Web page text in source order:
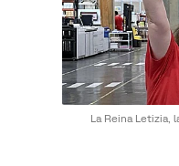
La Reina Letizia,